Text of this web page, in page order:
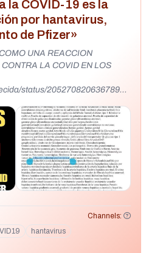
la COVID-19 es la
por hantavirus,
de Pfizer»
UNA REACCION
LA COVID EN LOS
status/20527082063678956
2052347382902190579/p
hantavirus-is-a-side-effect-
have-been-working-on-a-
Channels:
hantavirus